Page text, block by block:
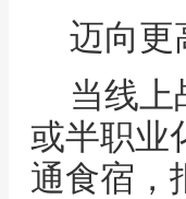
迈向更
当线
或半职业
通食宿，